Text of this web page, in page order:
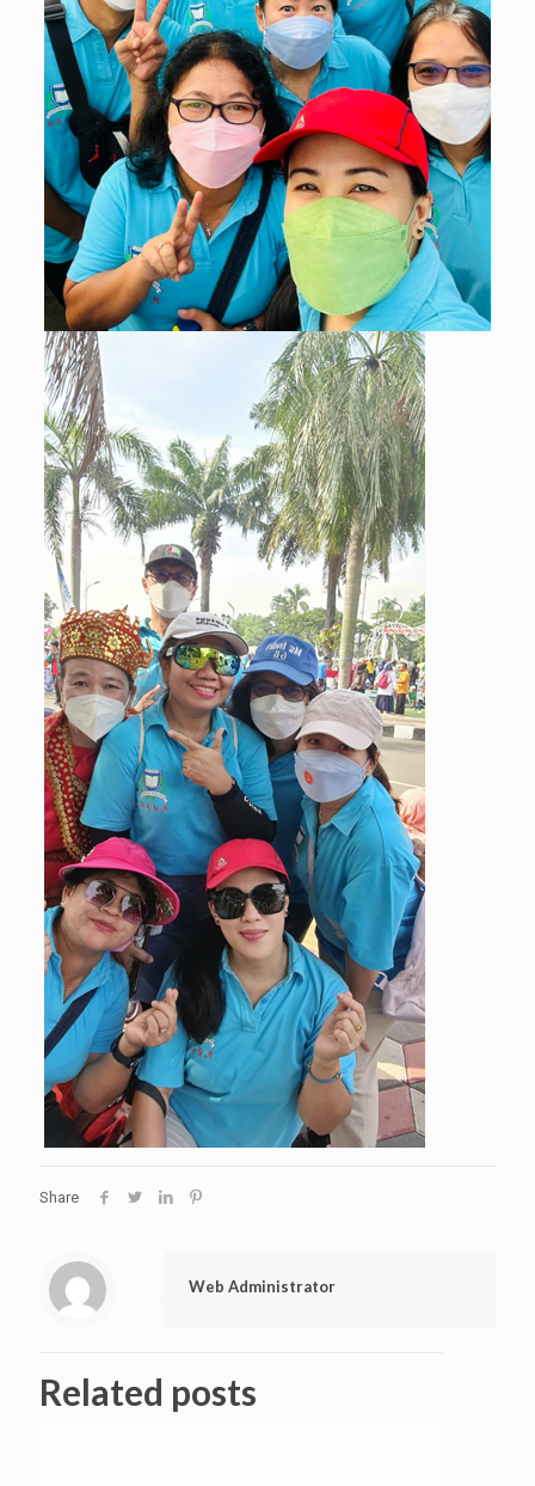
Share
Web Administrator
Related posts